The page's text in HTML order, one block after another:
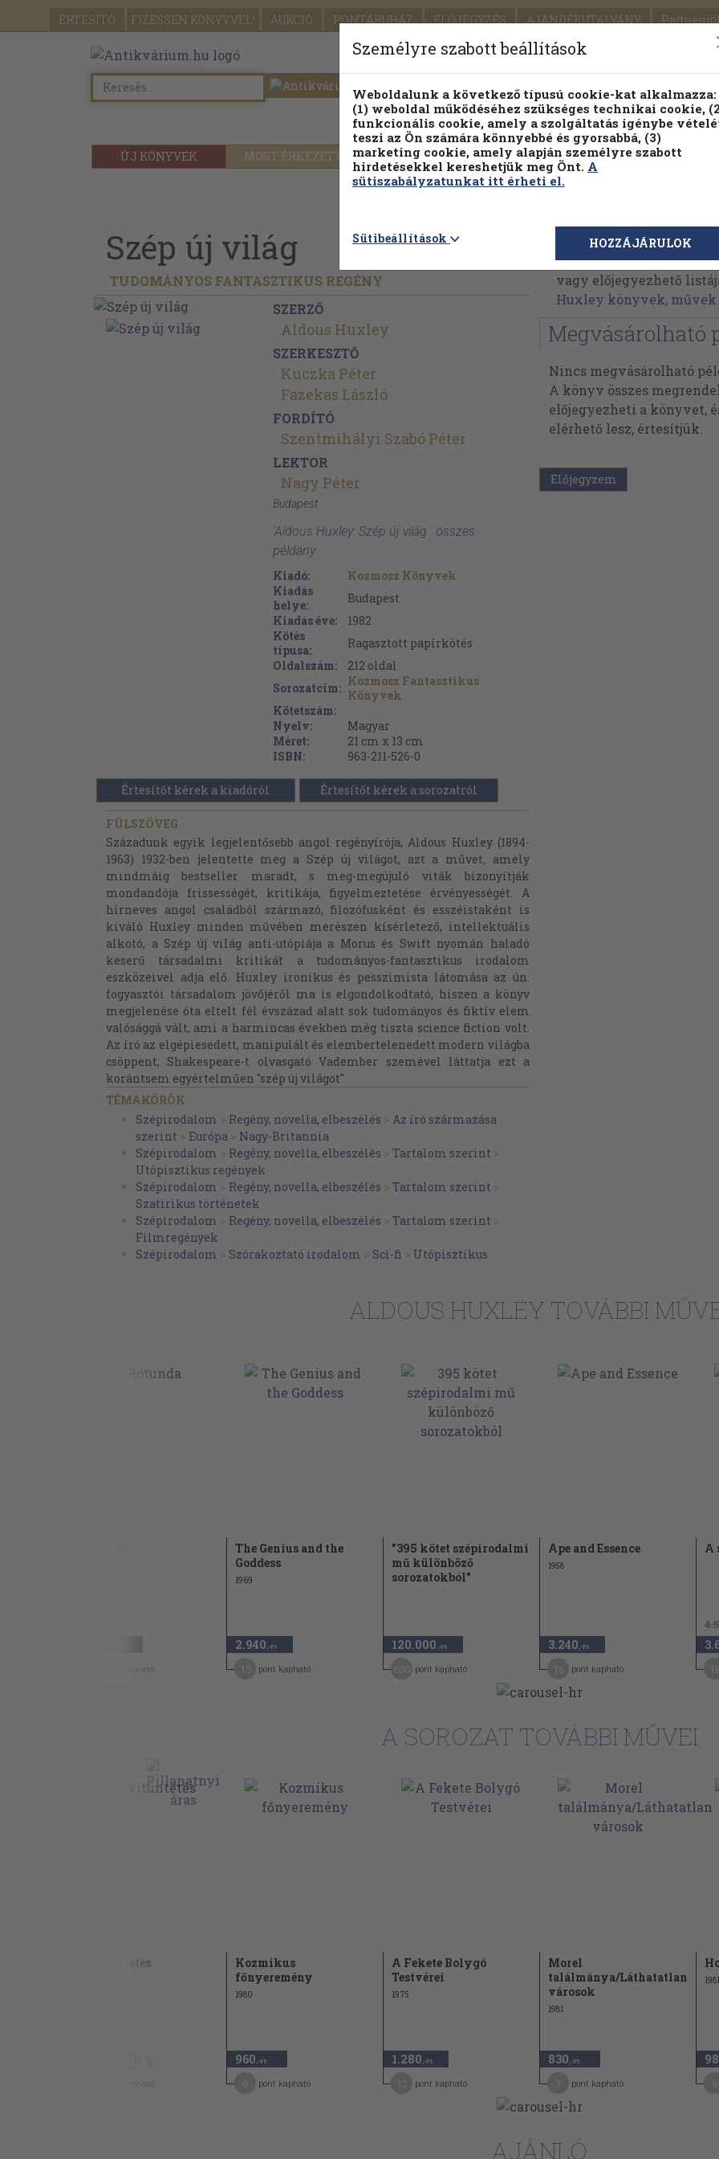
ÉRTESÍTŐ FIZESSEN KÖNYVVEL! AUKCIÓ PONTÁRUHÁZ ELŐJEGYZÉS AJÁNDÉKUTALVÁNY
SEGÍTSÉG
ÚJ KÖNYVEK MOST ÉRKEZETT PILLANATNYI ÁRAINK FENNTARTHATÓ
Részletes kereső Témaköri fa
Szép új világ
TUDOMÁNYOS FANTASZTIKUS REGÉNY
SZERZŐ
Aldous Huxley
SZERKESZTŐ
Kuczka Péter
Fazekas László
FORDÍTÓ
Szentmihályi Szabó Péter
LEKTOR
Nagy Péter
Budapest
'Aldous Huxley: Szép új világ ' összes
példány
Kiadó:
Kozmosz Könyvek
Kiadás
helye:
Budapest
Kiadás éve:
1982
Kötés
típusa:
Ragasztott papírkötés
Oldalszám:
212 oldal
Sorozatcím: Kozmosz Fantasztikus
Könyvek
Kötetszám:
Nyelv:
Magyar
Méret:
21 cm x 13 cm
ISBN:
963-211-526-0
Értesítőt kérek a kiadóról Értesítőt kérek a sorozatról
FÜLSZÖVEG
Századunk egyik legjelentősebb angol regényírója, Aldous Huxley (1894-
1963) 1932-ben jelentette meg a Szép új világot, azt a művet, amely
mindmáig bestseller maradt, s meg-megújuló viták bizonyítják
mondandója frissességét, kritikája, figyelmeztetése érvényességét. A
hírneves angol családból származó, filozófusként és esszéistaként is
kiváló Huxley minden művében merészen kísérletező, intellektuális
alkotó, a Szép új világ anti-utópiája a Morus és Swift nyomán haladó
keserű társadalmi kritikát a tudományos-fantasztikus irodalom
eszközeivel adja elő. Huxley ironikus és pesszimista látomása az ún.
fogyasztói társadalom jövőjéről ma is elgondolkodtató, hiszen a könyv
megjelenése óta eltelt fél évszázad alatt sok tudományos és fiktív elem
valósággá vált, ami a harmincas években még tiszta science fiction volt.
Az író az elgépiesedett, manipulált és elembertelenedett modern világba
csöppent, Shakespeare-t olvasgató Vadember szemével láttatja ezt a
korántsem egyértelműen "szép új világot".
TÉMAKÖRÖK
Szépirodalom > Regény, novella, elbeszélés > Az író származása
szerint > Európa > Nagy-Britannia
Szépirodalom > Regény, novella, elbeszélés > Tartalom szerint >
Utópisztikus regények
Szépirodalom > Regény, novella, elbeszélés > Tartalom szerint >
Szatirikus történetek
Szépirodalom > Regény, novella, elbeszélés > Tartalom szerint >
Filmregények
Szépirodalom > Szórakoztató irodalom > Sci-fi > Utópisztikus
Aldous Huxley
Aldous Huxley
vagy előjegyezhető
Huxley könyvek, művek
Megvásárolható
Nincs megvásárolható
A könyv összes
előjegyezheti a könyvet,
elérhető lesz, értesítjük.
Előjegyzem
ALDOUS HUXLEY TOVÁBBI
pont kapható
The Genius and the
Goddess
1969
2.940 ,-Ft
pont kapható
"395 kötet szépirodalmi
mű különböző
sorozatokból"
120.000 ,-Ft
pont kapható
Ape and Essence
1958
3.240 ,-Ft
pont kapható
A
A SOROZAT TOVÁBBI MŰVEI
A kitüntetés
pont kapható
Kozmikus
főnyeremény
1980
960 ,-Ft
pont kapható
A Fekete Bolygó
Testvérei
1975
1.280 ,-Ft
pont kapható
Morel
találmánya/Láthatatlan
városok
1981
830 ,-Ft
pont kapható
1981
AJÁNLÓ
Személyre szabott beállítások
Weboldalunk a következő típusú cookie-kat alkalmazza:
(1) weboldal működéséhez szükséges technikai cookie,
funkcionális cookie, amely a szolgáltatás igénybe
teszi az Ön számára könnyebbé és gyorsabbá, (3)
marketing cookie, amely alapján személyre szabott
hirdetésekkel kereshetjük meg Önt. A
sütiszabályzatunkat itt érheti el.
Sütibeállítások HOZZÁJÁRULOK